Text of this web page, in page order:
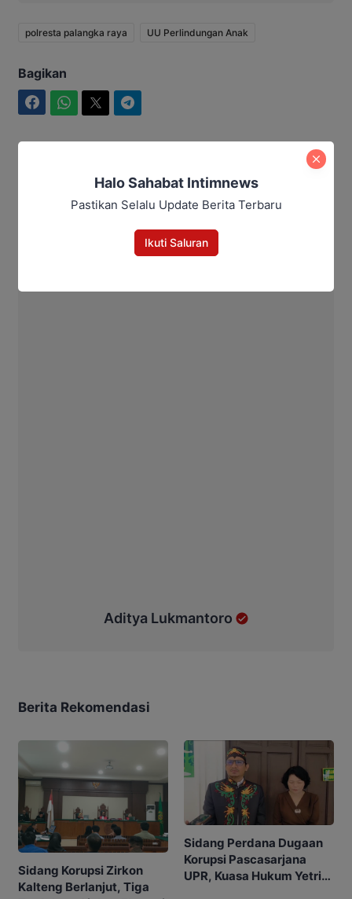
polresta palangka raya UU Perlindungan Anak
Bagikan
Aditya Lukmantoro
Berita Rekomendasi
Sidang Korupsi Zirkon
Kalteng Berlanjut, Tiga
Sidang Perdana Dugaan
Korupsi Pascasarjana
UPR, Kuasa Hukum Yetrie
Halo Sahabat Intimnews
Pastikan Selalu Update Berita Terbaru
Ikuti Saluran